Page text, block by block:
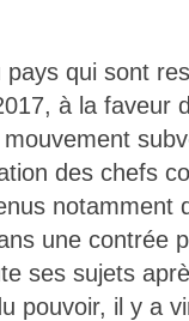
qui sont
à la faveur
des chefs
notamment
une contrée
ses sujets
pouvoir, il y a